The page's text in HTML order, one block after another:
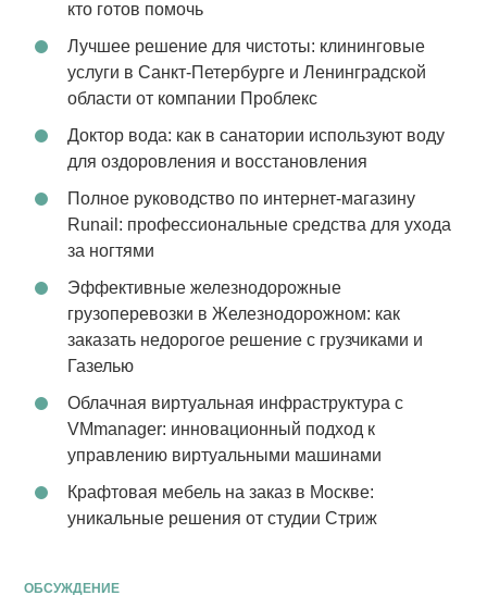
кто готов помочь
Лучшее решение для чистоты: клининговые
услуги в Санкт-Петербурге и Ленинградской
области от компании Проблекс
Доктор вода: как в санатории используют воду
для оздоровления и восстановления
Полное руководство по интернет-магазину
Runail: профессиональные средства для ухода
за ногтями
Эффективные железнодорожные
грузоперевозки в Железнодорожном: как
заказать недорогое решение с грузчиками и
Газелью
Облачная виртуальная инфраструктура с
VMmanager: инновационный подход к
управлению виртуальными машинами
Крафтовая мебель на заказ в Москве:
уникальные решения от студии Стриж
ОБСУЖДЕНИЕ